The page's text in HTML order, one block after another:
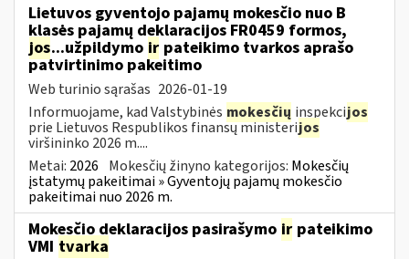
Lietuvos gyventojo pajamų mokesčio nuo B
klasės pajamų deklaracijos FR0459 formos,
jos...užpildymo ir pateikimo tvarkos aprašo
patvirtinimo pakeitimo
Web turinio sąrašas 2026-01-19
Informuojame, kad Valstybinės mokesčių inspekcijos
prie Lietuvos Respublikos finansų ministerijos
viršininko 2026 m....
Metai: 2026 Mokesčių žinyno kategorijos: Mokesčių
įstatymų pakeitimai » Gyventojų pajamų mokesčio
pakeitimai nuo 2026 m.
Mokesčio deklaracijos pasirašymo ir pateikimo
VMI tvarka